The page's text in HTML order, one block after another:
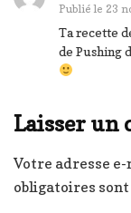
Publié le 23
Ta recette
de Pushing
Laisser un
Votre adresse e-
obligatoires